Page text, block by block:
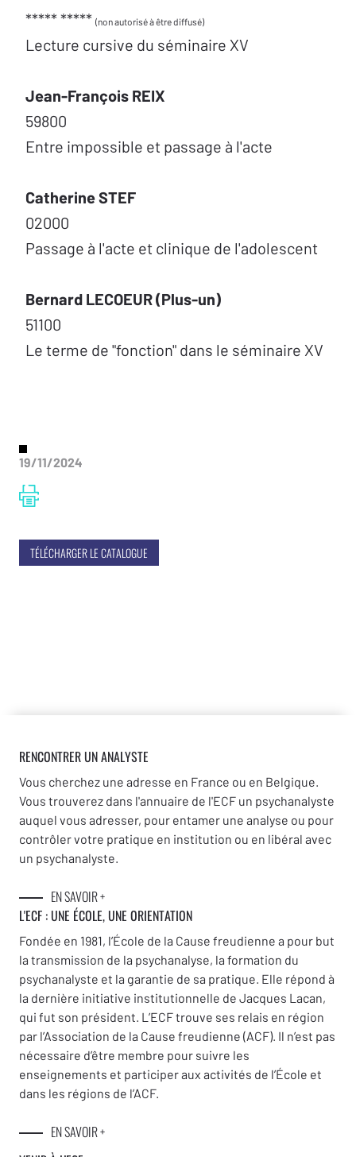
19/11/2024
TÉLÉCHARGER LE CATALOGUE
***** ***** (non autorisé à être diffusé)
Lecture cursive du séminaire XV
Jean-François REIX
59800
Entre impossible et passage à l'acte
Catherine STEF
02000
Passage à l'acte et clinique de l'adolescent
Bernard LECOEUR (Plus-un)
51100
Le terme de "fonction" dans le séminaire XV
RENCONTRER UN ANALYSTE
Vous cherchez une adresse en France ou en Belgique.
Vous trouverez dans l'annuaire de l'ECF un psychanalyste
auquel vous adresser, pour entamer une analyse ou pour
contrôler votre pratique en institution ou en libéral avec
un psychanalyste.
EN SAVOIR +
L'ECF : UNE ÉCOLE, UNE ORIENTATION
Fondée en 1981, l’École de la Cause freudienne a pour but
la transmission de la psychanalyse, la formation du
psychanalyste et la garantie de sa pratique. Elle répond à
la dernière initiative institutionnelle de Jacques Lacan,
qui fut son président. L’ECF trouve ses relais en région
par l’Association de la Cause freudienne (ACF). Il n’est pas
nécessaire d’être membre pour suivre les
enseignements et participer aux activités de l’École et
dans les régions de l’ACF.
EN SAVOIR +